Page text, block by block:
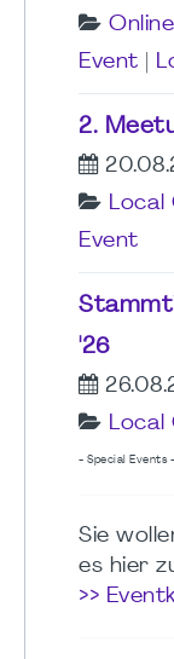
Event
2.
Local
Event
'26
Local
- Special Events -
Sie
es hier
>>